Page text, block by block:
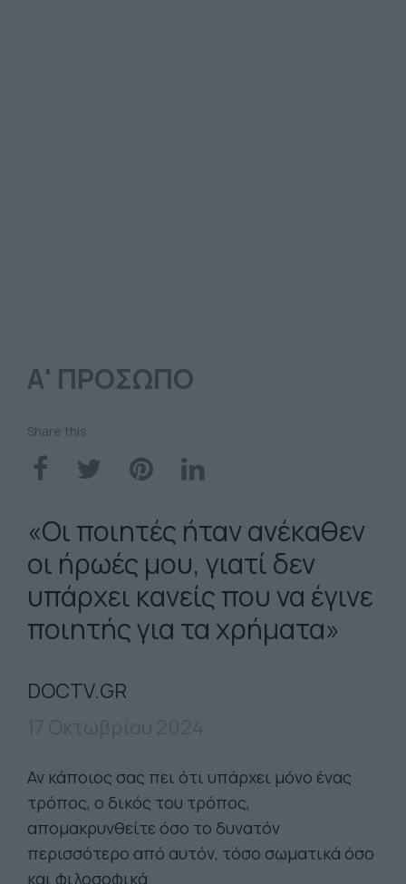
Α' ΠΡΟΣΩΠΟ
Share this
«Οι ποιητές ήταν ανέκαθεν
οι ήρωές μου, γιατί δεν
υπάρχει κανείς που να έγινε
ποιητής για τα χρήματα»
DOCTV.GR
Αν κάποιος σας πει ότι υπάρχει μόνο ένας
τρόπος, ο δικός του τρόπος,
απομακρυνθείτε όσο το δυνατόν
περισσότερο από αυτόν, τόσο σωματικά όσο
και φιλοσοφικά.